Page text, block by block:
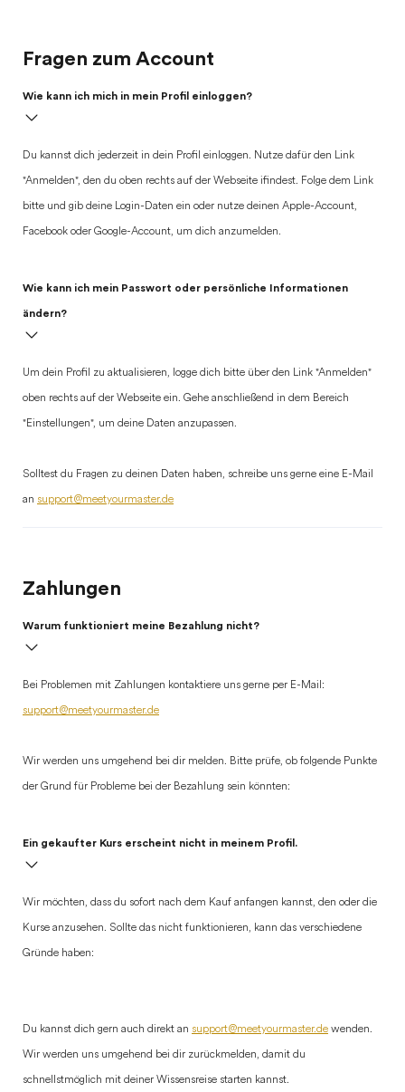
Fragen zum Account
Wie kann ich mich in mein Profil einloggen?
Du kannst dich jederzeit in dein Profil einloggen. Nutze dafür den Link
"Anmelden", den du oben rechts auf der Webseite ifindest. Folge dem Link
bitte und gib deine Login-Daten ein oder nutze deinen Apple-Account,
Facebook oder Google-Account, um dich anzumelden.
Wie kann ich mein Passwort oder persönliche Informationen
ändern?
Um dein Profil zu aktualisieren, logge dich bitte über den Link "Anmelden"
oben rechts auf der Webseite ein. Gehe anschließend in dem Bereich
"Einstellungen", um deine Daten anzupassen.
Solltest du Fragen zu deinen Daten haben, schreibe uns gerne eine E-Mail
an support@meetyourmaster.de
Zahlungen
Warum funktioniert meine Bezahlung nicht?
Bei Problemen mit Zahlungen kontaktiere uns gerne per E-Mail:
support@meetyourmaster.de
Wir werden uns umgehend bei dir melden. Bitte prüfe, ob folgende Punkte
der Grund für Probleme bei der Bezahlung sein könnten:
Ein gekaufter Kurs erscheint nicht in meinem Profil.
Wir möchten, dass du sofort nach dem Kauf anfangen kannst, den oder die
Kurse anzusehen. Sollte das nicht funktionieren, kann das verschiedene
Gründe haben:
Du kannst dich gern auch direkt an support@meetyourmaster.de wenden.
Wir werden uns umgehend bei dir zurückmelden, damit du
schnellstmöglich mit deiner Wissensreise starten kannst.